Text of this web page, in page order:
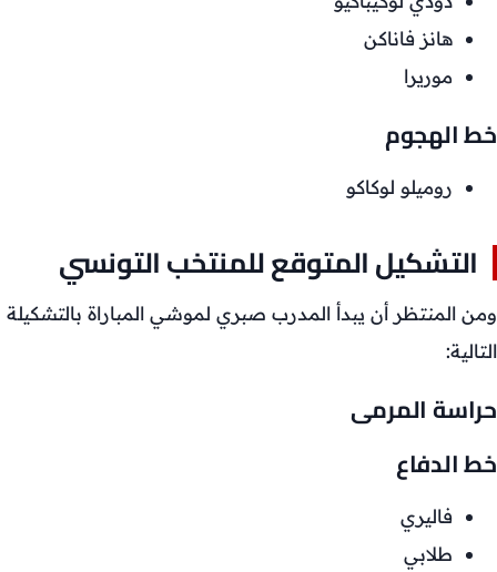
هانز فاناكن
موريرا
خط الهجوم
روميلو لوكاكو
التشكيل المتوقع للمنتخب التونسي
ومن المنتظر أن يبدأ المدرب صبري لموشي المباراة بالتشكيلة
التالية:
حراسة المرمى
خط الدفاع
فاليري
طلابي